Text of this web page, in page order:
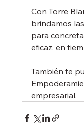
Con Torre
brindamos
para
eficaz, en
También te
empresarial.